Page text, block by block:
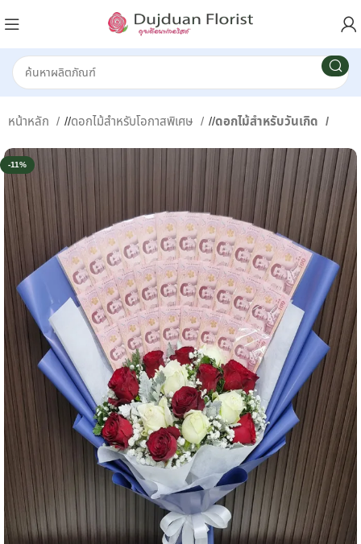
หน้าหลัก / ดอกไม้สำหรับโอกาสพิเศษ /ดอกไม้สำหรับวันเกิด
-11%